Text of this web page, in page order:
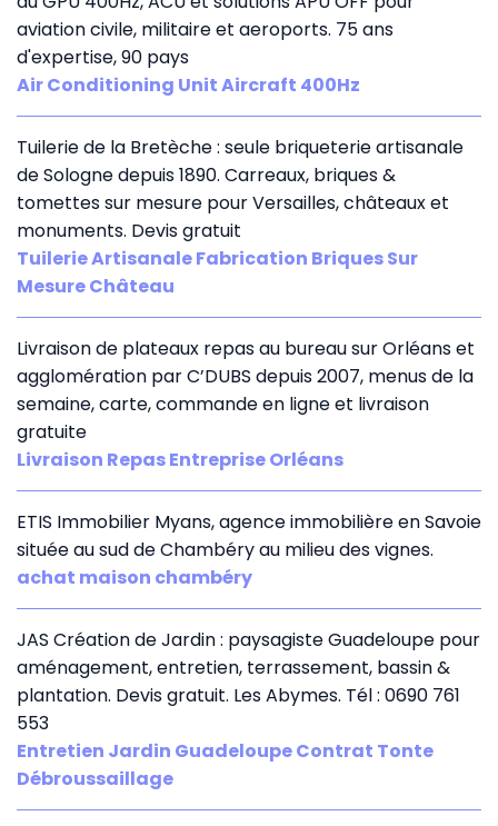
aviation civile, militaire et aeroports. 75 ans
d'expertise, 90 pays
Air Conditioning Unit Aircraft 400Hz
Tuilerie de la Bretèche : seule briqueterie artisanale
de Sologne depuis 1890. Carreaux, briques &
tomettes sur mesure pour Versailles, châteaux et
monuments. Devis gratuit
Tuilerie Artisanale Fabrication Briques Sur
Mesure Château
Livraison de plateaux repas au bureau sur Orléans et
agglomération par C’DUBS depuis 2007, menus de la
semaine, carte, commande en ligne et livraison
gratuite
Livraison Repas Entreprise Orléans
ETIS Immobilier Myans, agence immobilière en Savoie
située au sud de Chambéry au milieu des vignes.
achat maison chambéry
JAS Création de Jardin : paysagiste Guadeloupe pour
aménagement, entretien, terrassement, bassin &
plantation. Devis gratuit. Les Abymes. Tél : 0690 761
553
Entretien Jardin Guadeloupe Contrat Tonte
Débroussaillage